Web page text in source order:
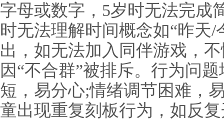
字母或数字，5岁时无法完成
时无法理解时间概念如“昨天
出，如无法加入同伴游戏，
因“不合群”被排斥。行为问
短，易分心;情绪调节困难，
童出现重复刻板行为，如反